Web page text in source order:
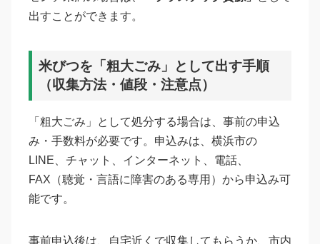
出すことができます。
米びつを「粗大ごみ」として出す手順
（収集方法・値段・注意点）
「粗大ごみ」として処分する場合は、事前の申込
み・手数料が必要です。申込みは、横浜市の
LINE、チャット、インターネット、電話、
FAX（聴覚・言語に障害のある専用）から申込み可
能です。
事前申込後は、自宅近くで収集してもらうか、市内